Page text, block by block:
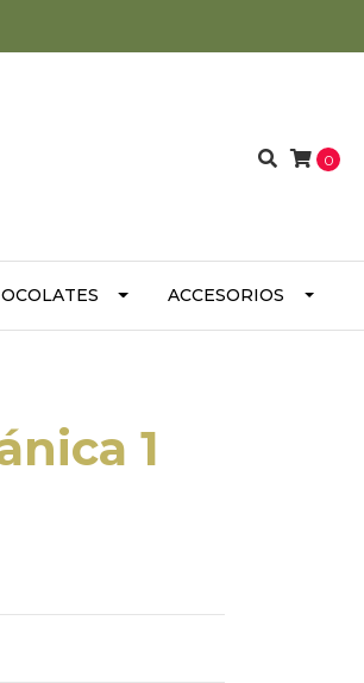
0
ACCESORIOS
1